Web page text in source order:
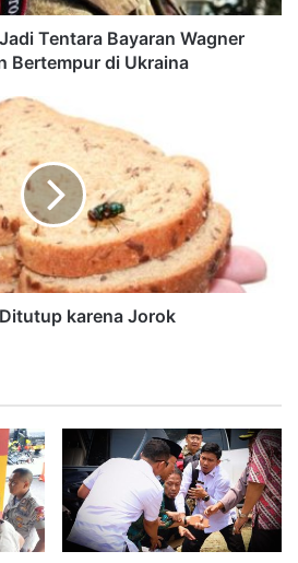
Tentara Bayaran Wagner
Bertempur di Ukraina
karena Jorok